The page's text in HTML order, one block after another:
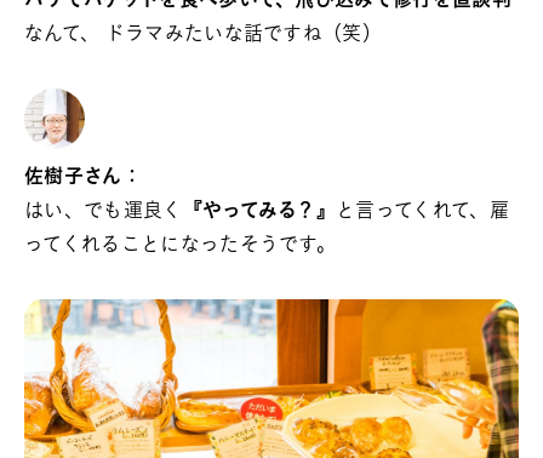
なんて、 ドラマみたいな話ですね（笑）
佐樹子さん：
はい、でも運良く
『やってみる？』
と言ってくれて、雇
ってくれることになったそうです。